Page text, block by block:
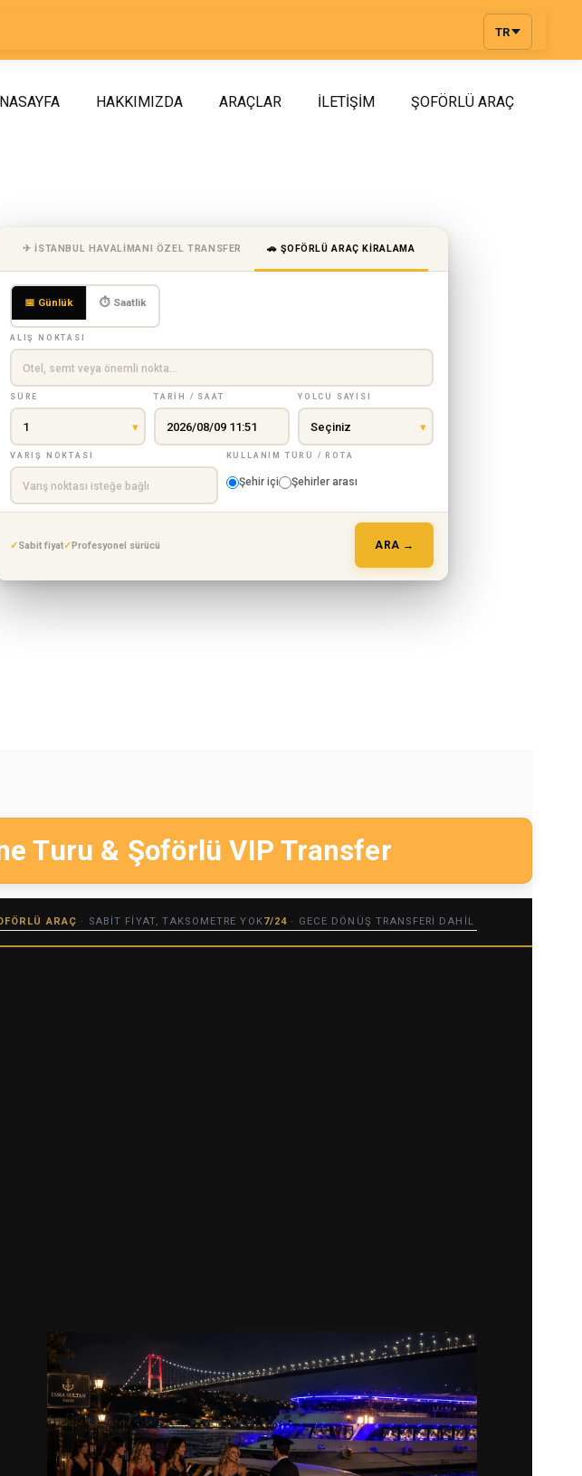
TR
HAKKIMIZDA ARAÇLAR İLETIŞIM ŞOFÖRLÜ ARAÇ
✈ İSTANBUL HAVALIMANI ÖZEL TRANSFER 🚗 ŞOFÖRLÜ ARAÇ KIRALAMA
📅 Günlük ⏱ Saatlik
ALIŞ NOKTASI
SÜRE TARIH / SAAT YOLCU SAYISI
VARIŞ NOKTASI KULLANIM TÜRÜ / ROTA
Şehir içi Şehirler arası
Sabit fiyat Profesyonel sürücü ARA →
Turu & Şoförlü VIP Transfer
ARAÇ · SABIT FIYAT, TAKSOMETRE YOK7/24 · GECE DÖNÜŞ TRANSFERI DAHIL